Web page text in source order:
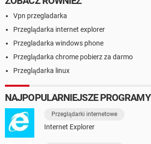
Vpn przegladarka
Przeglądarka internet explorer
Przegladarka windows phone
Przeglądarka chrome pobierz za darmo
Przeglądarka linux
NAJPOPULARNIEJSZE PROGRAMY
Przeglądarki internetowe
Internet Explorer